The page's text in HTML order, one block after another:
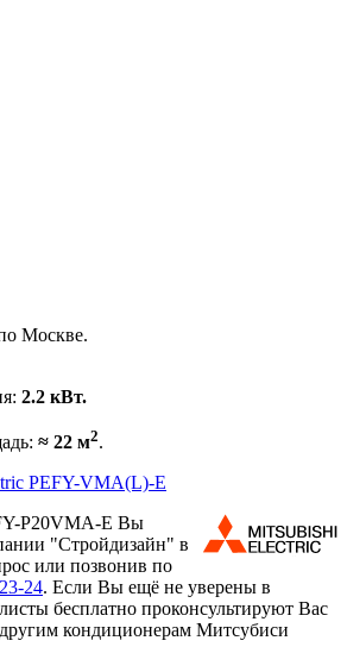
Москве.
2.2 кВт.
≈ 22 м2.
PEFY-VMA(L)-E
P20VMA-E Вы
"Стройдизайн" в
или позвонив по
24. Если Вы ещё не уверены в
бесплатно проконсультируют Вас
кондиционерам Митсубиси